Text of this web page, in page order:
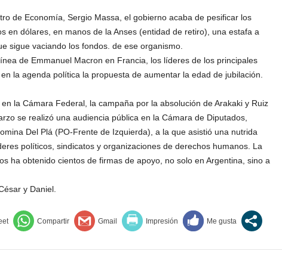
de Economía, Sergio Massa, el gobierno acaba de pesificar los
en dólares, en manos de la Anses (entidad de retiro), una estafa a
sigue vaciando los fondos. de ese organismo.
de Emmanuel Macron en Francia, los líderes de los principales
la agenda política la propuesta de aumentar la edad de jubilación.
la Cámara Federal, la campaña por la absolución de Arakaki y Ruiz
se realizó una audiencia pública en la Cámara de Diputados,
Del Plá (PO-Frente de Izquierda), a la que asistió una nutrida
políticos, sindicatos y organizaciones de derechos humanos. La
ha obtenido cientos de firmas de apoyo, no solo en Argentina, sino a
y Daniel.